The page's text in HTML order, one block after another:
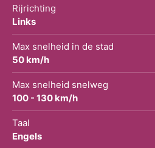
Rijrichting
Links
Max snelheid in de stad
50 km/h
Max snelheid snelweg
100 - 130 km/h
Taal
Engels